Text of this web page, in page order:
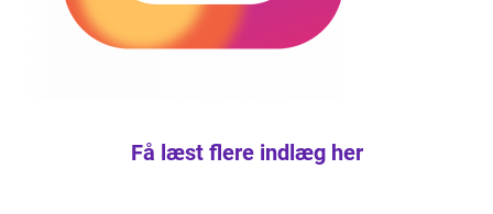
Få læst flere indlæg her